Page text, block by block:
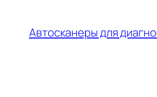
содержимому
Автосканеры для